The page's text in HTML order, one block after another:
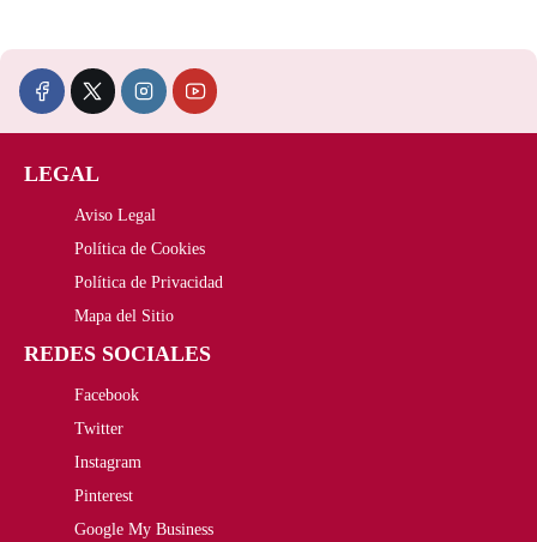
5
9
,
0
€
.
3
5
€
LEGAL
Aviso Legal
Política de Cookies
Política de Privacidad
Mapa del Sitio
REDES SOCIALES
Facebook
Twitter
Instagram
Pinterest
Google My Business